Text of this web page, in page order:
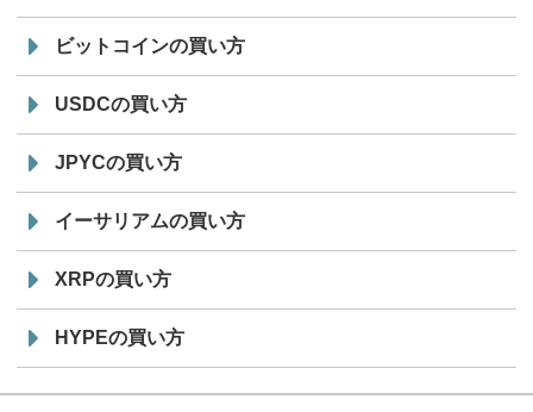
ビットコインの買い方
USDCの買い方
JPYCの買い方
イーサリアムの買い方
XRPの買い方
HYPEの買い方